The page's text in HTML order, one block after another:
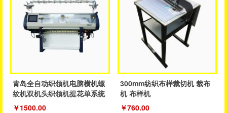
青岛全自动织领机电脑横机螺
纹机双机头织领机提花单系统
织领机
￥1500.00
300mm纺织布样裁切机 裁布
机 布样机
￥760.00